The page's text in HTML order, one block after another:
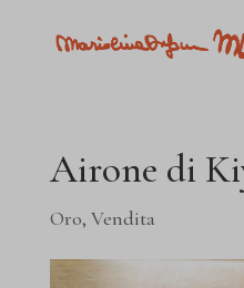
Airone di
Oro, Vendita